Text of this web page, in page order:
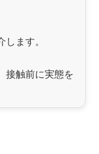
ます。
接触前に実態を